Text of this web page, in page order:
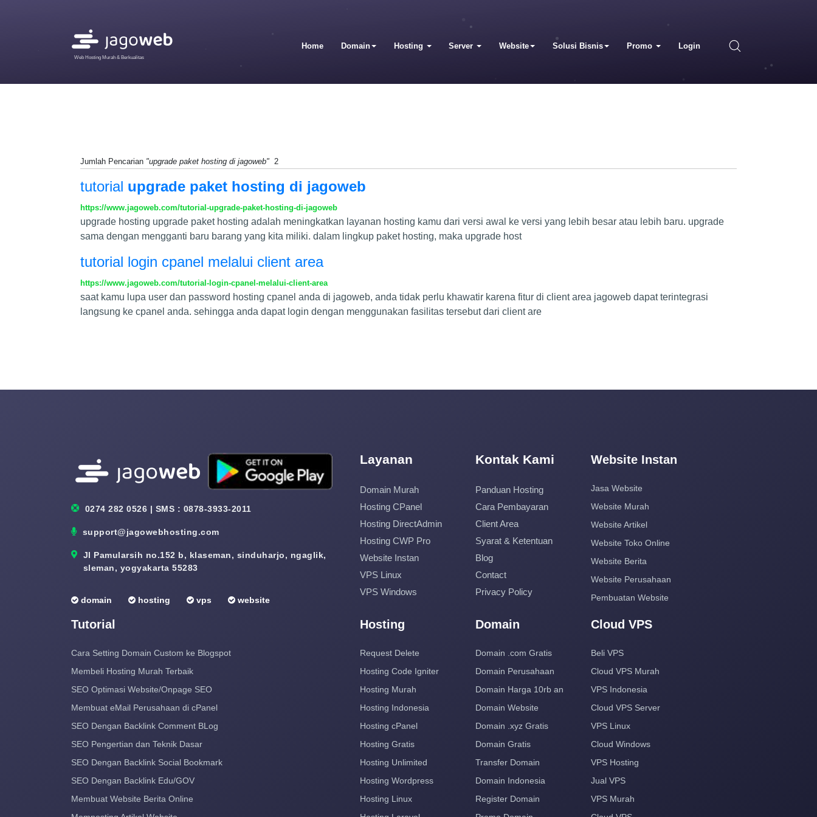
Web Hosting Murah & Berkualitas
Home Domain Hosting Server Website Solusi Bisnis Promo Login
Jumlah Pencarian "upgrade paket hosting di jagoweb" 2
tutorial upgrade paket hosting di jagoweb
https://www.jagoweb.com/tutorial-upgrade-paket-hosting-di-jagoweb
upgrade hosting upgrade paket hosting adalah meningkatkan layanan hosting kamu dari versi awal ke versi yang lebih besar atau lebih baru. upgrade
sama dengan mengganti baru barang yang kita miliki. dalam lingkup paket hosting, maka upgrade host
tutorial login cpanel melalui client area
https://www.jagoweb.com/tutorial-login-cpanel-melalui-client-area
saat kamu lupa user dan password hosting cpanel anda di jagoweb, anda tidak perlu khawatir karena fitur di client area jagoweb dapat terintegrasi
langsung ke cpanel anda. sehingga anda dapat login dengan menggunakan fasilitas tersebut dari client are
0274 282 0526 | SMS : 0878-3933-2011
support@jagowebhosting.com
Jl Pamularsih no.152 b, klaseman, sinduharjo, ngaglik,
sleman, yogyakarta 55283
domain hosting vps website
Layanan
Domain Murah
Hosting CPanel
Hosting DirectAdmin
Hosting CWP Pro
Website Instan
VPS Linux
VPS Windows
Kontak Kami
Panduan Hosting
Cara Pembayaran
Client Area
Syarat & Ketentuan
Blog
Contact
Privacy Policy
Website Instan
Jasa Website
Website Murah
Website Artikel
Website Toko Online
Website Berita
Website Perusahaan
Pembuatan Website
Tutorial
Cara Setting Domain Custom ke Blogspot
Membeli Hosting Murah Terbaik
SEO Optimasi Website/Onpage SEO
Membuat eMail Perusahaan di cPanel
SEO Dengan Backlink Comment BLog
SEO Pengertian dan Teknik Dasar
SEO Dengan Backlink Social Bookmark
SEO Dengan Backlink Edu/GOV
Membuat Website Berita Online
Hosting
Request Delete
Hosting Code Igniter
Hosting Murah
Hosting Indonesia
Hosting cPanel
Hosting Gratis
Hosting Unlimited
Hosting Wordpress
Hosting Linux
Domain
Domain .com Gratis
Domain Perusahaan
Domain Harga 10rb an
Domain Website
Domain .xyz Gratis
Domain Gratis
Transfer Domain
Domain Indonesia
Register Domain
Cloud VPS
Beli VPS
Cloud VPS Murah
VPS Indonesia
Cloud VPS Server
VPS Linux
Cloud Windows
VPS Hosting
Jual VPS
VPS Murah